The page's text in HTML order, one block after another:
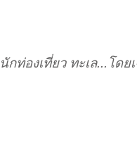
ท่องเที่ยว ทะเล...โดย